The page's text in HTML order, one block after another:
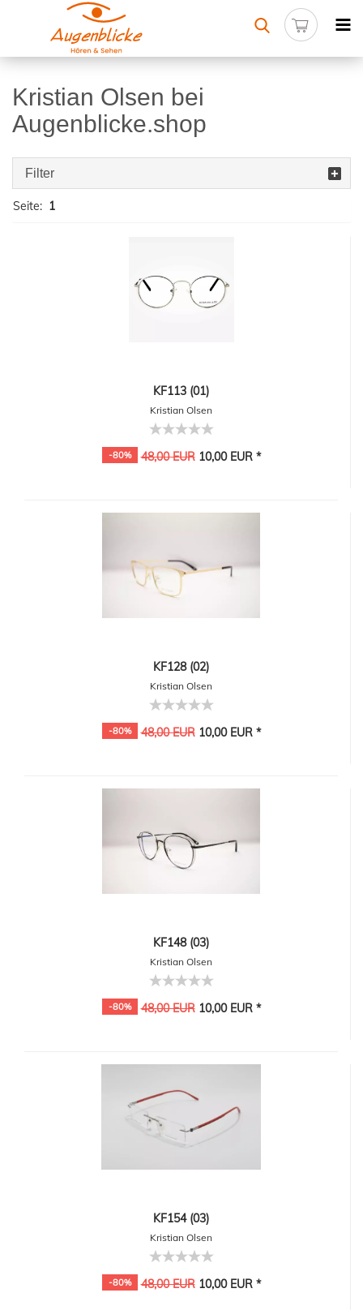
Kristian Olsen bei
Augenblicke.shop
Filter
Seite: 1
KF113 (01)
Kristian Olsen
-80% 48,00 EUR10,00 EUR *
KF128 (02)
Kristian Olsen
-80% 48,00 EUR10,00 EUR *
KF148 (03)
Kristian Olsen
-80% 48,00 EUR10,00 EUR *
KF154 (03)
Kristian Olsen
-80% 48,00 EUR10,00 EUR *